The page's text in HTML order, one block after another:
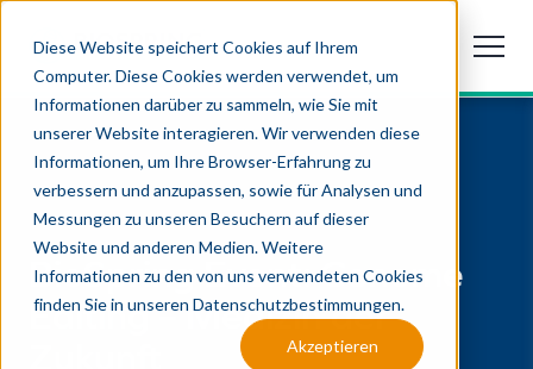
Diese Website speichert Cookies auf Ihrem
Computer. Diese Cookies werden verwendet, um
Informationen darüber zu sammeln, wie Sie mit
unserer Website interagieren. Wir verwenden diese
Informationen, um Ihre Browser-Erfahrung zu
verbessern und anzupassen, sowie für Analysen und
Messungen zu unseren Besuchern auf dieser
Website und anderen Medien. Weitere
Informationen zu den von uns verwendeten Cookies
finden Sie in unseren Datenschutzbestimmungen.
Akzeptieren
BioSpring Event: Genome
Editing – Medizin der